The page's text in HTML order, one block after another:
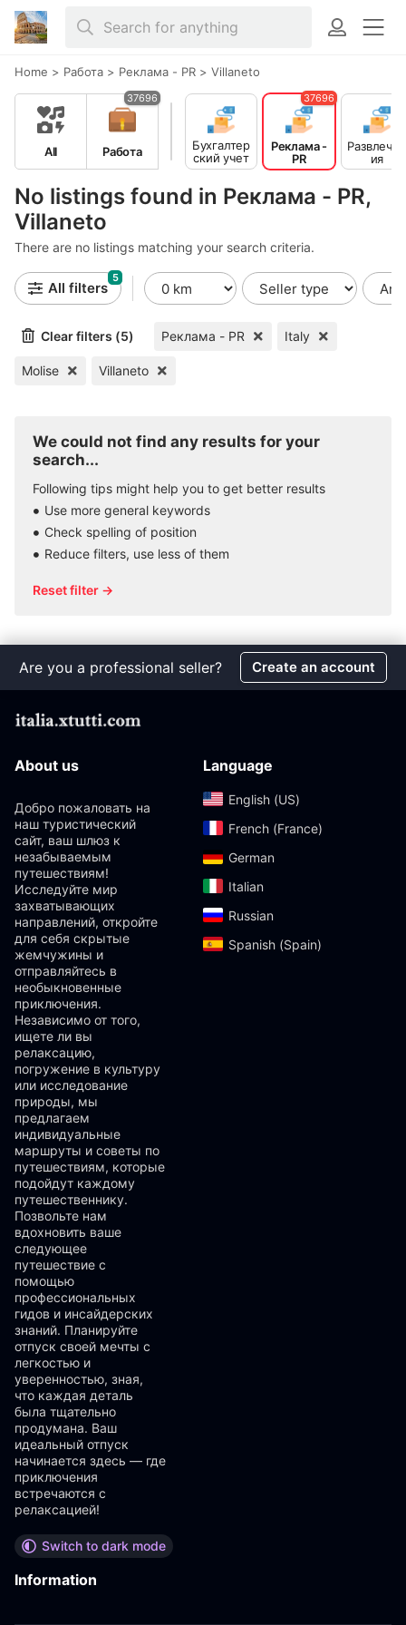
Home > Работа > Реклама - PR > Villaneto
No listings found in Реклама - PR,
Villaneto
There are no listings matching your search criteria.
All Работа
37696
Бухгалтер
ский учет
- Финансы
Реклама -
PR
37696
Развлечен
ия
All filters
5
Clear filters (5) Реклама - PR Italy
Molise Villaneto
We could not find any results for your
search...
Following tips might help you to get better results
Use more general keywords
Check spelling of position
Reduce filters, use less of them
Reset filter →
Are you a professional seller? Create an account
About us
Добро пожаловать на
наш туристический
сайт, ваш шлюз к
незабываемым
путешествиям!
Исследуйте мир
захватывающих
направлений, откройте
для себя скрытые
жемчужины и
отправляйтесь в
необыкновенные
приключения.
Независимо от того,
ищете ли вы
релаксацию,
погружение в культуру
или исследование
природы, мы
предлагаем
индивидуальные
маршруты и советы по
путешествиям, которые
подойдут каждому
путешественнику.
Позвольте нам
вдохновить ваше
следующее
путешествие с
помощью
профессиональных
гидов и инсайдерских
знаний. Планируйте
отпуск своей мечты с
легкостью и
уверенностью, зная,
что каждая деталь
была тщательно
продумана. Ваш
идеальный отпуск
начинается здесь — где
приключения
встречаются с
релаксацией!
Switch to dark mode
Language
English (US)‎
French (France)‎
German‎
Italian‎
Russian‎
Spanish (Spain)‎
Information